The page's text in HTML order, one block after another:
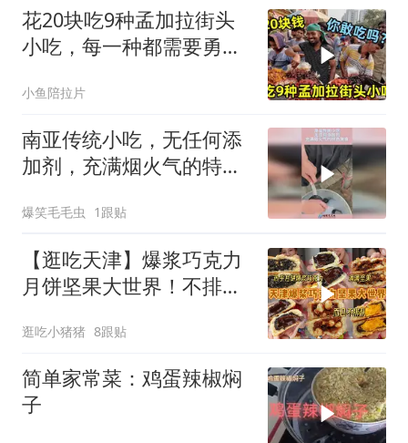
花20块吃9种孟加拉街头
小吃，每一种都需要勇
小鱼陪拉片
南亚传统小吃，无任何添
加剂，充满烟火气的特色
爆笑毛毛虫 1跟贴
【逛吃天津】爆浆巧克力
月饼坚果大世界！不排
逛吃小猪猪 8跟贴
简单家常菜：鸡蛋辣椒焖
子